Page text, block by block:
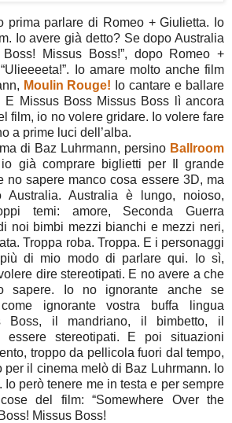
prima parlare di Romeo + Giulietta. Io
Io avere già detto? Se dopo Australia
Missus Boss!”, dopo Romeo +
Io amare molto anche film
Moulin Rouge! Io cantare e ballare
E Missus Boss Missus Boss lì ancora
film, io no volere gridare. Io volere fare
a prime luci dell’alba.
di Baz Luhrmann, persino Ballroom
già comprare biglietti per Il grande
no sapere manco cosa essere 3D, ma
Australia è lungo, noioso,
temi: amore, Seconda Guerra
noi bimbi mezzi bianchi e mezzi neri,
Troppa roba. Troppa. E i personaggi
di mio modo di parlare qui. Io sì,
dire stereotipati. E no avere a che
sapere. Io no ignorante anche se
ignorante vostra buffa lingua
Boss, il mandriano, il bimbetto, il
essere stereotipati. E poi situazioni
troppo da pellicola fuori dal tempo,
per il cinema melò di Baz Luhrmann. Io
Io però tenere me in testa e per sempre
del film: “Somewhere Over the
Missus Boss!